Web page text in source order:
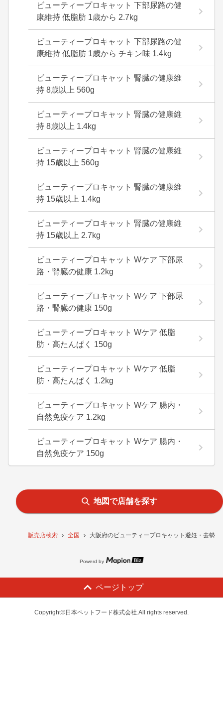
販売店検索 全国 大阪府のビューティープロキャット避妊・去勢
ビューティープロキャット 下部尿路の健
康維持 低脂肪 1歳から 2.7kg
ビューティープロキャット 下部尿路の健
康維持 低脂肪 1歳から チキン味 1.4kg
ビューティープロキャット 腎臓の健康維
持 8歳以上 560g
ビューティープロキャット 腎臓の健康維
持 8歳以上 1.4kg
ビューティープロキャット 腎臓の健康維
持 15歳以上 560g
ビューティープロキャット 腎臓の健康維
持 15歳以上 1.4kg
ビューティープロキャット 腎臓の健康維
持 15歳以上 2.7kg
ビューティープロキャット Wケア 下部尿
路・腎臓の健康 1.2kg
ビューティープロキャット Wケア 下部尿
路・腎臓の健康 150g
ビューティープロキャット Wケア 低脂
肪・高たんぱく 150g
ビューティープロキャット Wケア 低脂
肪・高たんぱく 1.2kg
ビューティープロキャット Wケア 腸内・
自然免疫ケア 1.2kg
ビューティープロキャット Wケア 腸内・
自然免疫ケア 150g
地図で店舗を探す
Powerd by
ページトップ
Copyright©日本ペットフード株式会社.All rights reserved.